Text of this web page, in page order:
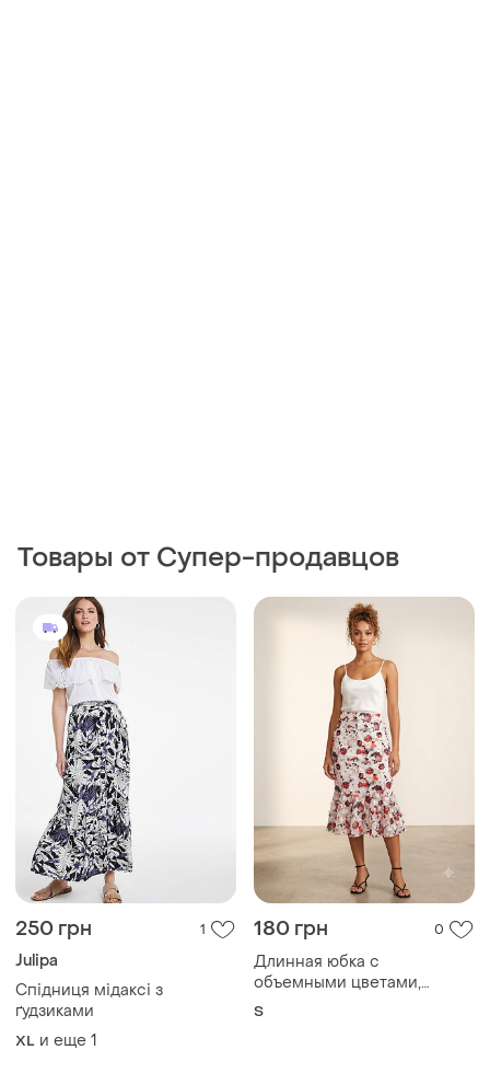
Товары от Супер-продавцов
250 грн 1
Julipa
Спідниця мідаксі з
ґудзиками
XL и еще 1
180 грн 0
Длинная юбка с
объемными цветами,
силуэт "русалка", размер 44
S